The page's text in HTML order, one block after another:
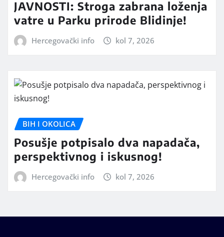
JAVNOSTI: Stroga zabrana loženja
vatre u Parku prirode Blidinje!
Hercegovački info kol 7, 2026
BIH I OKOLICA
Posušje potpisalo dva napadača,
perspektivnog i iskusnog!
Hercegovački info kol 7, 2026